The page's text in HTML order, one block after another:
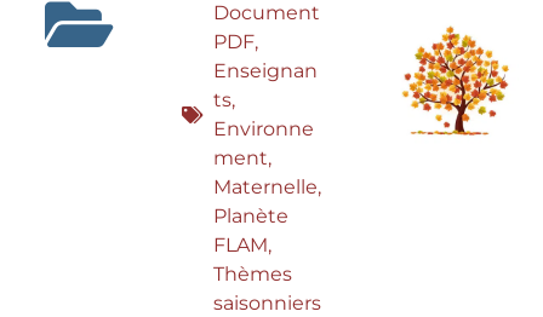
Document
PDF,
Enseignan
ts,
Environne
ment,
Maternelle,
Planète
FLAM,
Thèmes
saisonniers